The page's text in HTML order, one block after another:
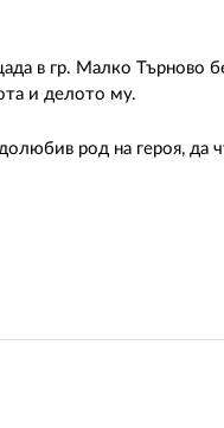
в гр. Малко Търново
и делото му.
род на героя, да